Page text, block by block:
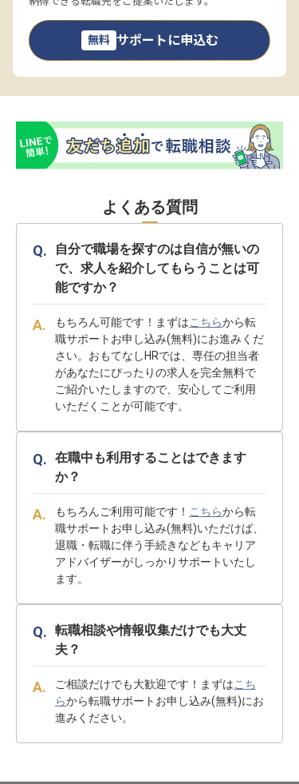
無料 サポートに申込む
よくある質問
自分で職場を探すのは自信が無いの
で、求人を紹介してもらうことは可
能ですか？
もちろん可能です！まずはこちらから転
職サポートお申し込み(無料)にお進みくだ
さい。おもてなしHRでは、専任の担当者
があなたにぴったりの求人を完全無料で
ご紹介いたしますので、安心してご利用
いただくことが可能です。
在職中も利用することはできます
か？
もちろんご利用可能です！ こちらから転
職サポートお申し込み(無料)いただけば、
退職・転職に伴う手続きなどもキャリア
アドバイザーがしっかりサポートいたし
ます。
転職相談や情報収集だけでも大丈
夫？
ご相談だけでも大歓迎です！まずはこち
らから転職サポートお申し込み(無料)にお
進みください。